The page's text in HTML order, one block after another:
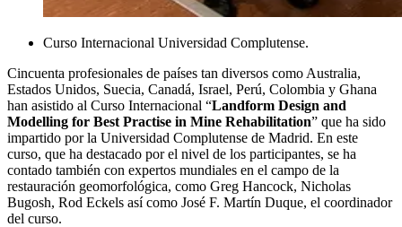
Curso Internacional Universidad Complutense.
Cincuenta profesionales de países tan diversos como Australia,
Estados Unidos, Suecia, Canadá, Israel, Perú, Colombia y Ghana
han asistido al Curso Internacional “Landform Design and
Modelling for Best Practise in Mine Rehabilitation” que ha sido
impartido por la Universidad Complutense de Madrid. En este
curso, que ha destacado por el nivel de los participantes, se ha
contado también con expertos mundiales en el campo de la
restauración geomorfológica, como Greg Hancock, Nicholas
Bugosh, Rod Eckels así como José F. Martín Duque, el coordinador
del curso.